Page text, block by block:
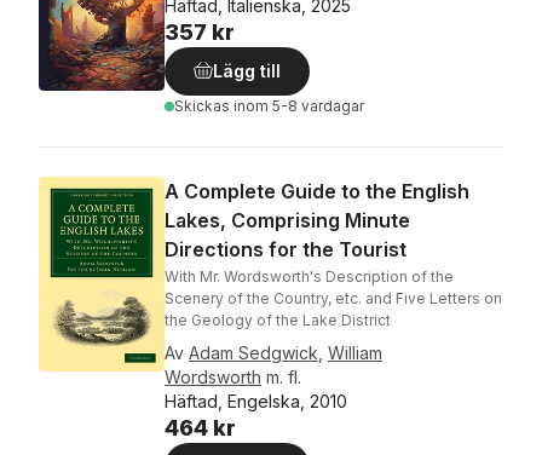
Häftad, Italienska, 2025
357 kr
Lägg till
Skickas inom 5-8 vardagar
A Complete Guide to the English
Lakes, Comprising Minute
Directions for the Tourist
With Mr. Wordsworth's Description of the
Scenery of the Country, etc. and Five Letters on
the Geology of the Lake District
Av Adam Sedgwick William
Wordsworth m. fl.
Häftad, Engelska, 2010
464 kr